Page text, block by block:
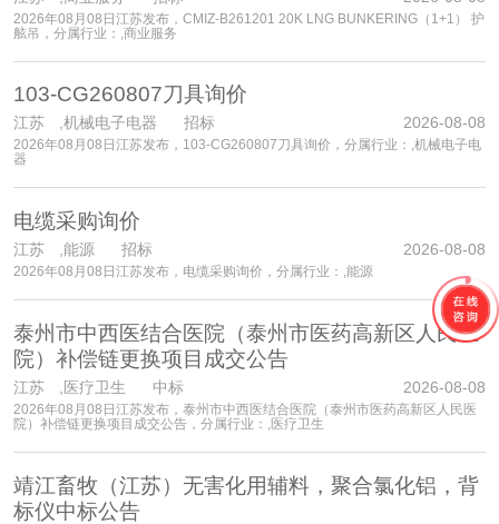
2026年08月08日江苏发布，CMIZ-B261201 20K LNG BUNKERING（1+1） 护
舷吊，分属行业：,商业服务
103-CG260807刀具询价
江苏 ,机械电子电器 招标 2026-08-08
2026年08月08日江苏发布，103-CG260807刀具询价，分属行业：,机械电子电
器
电缆采购询价
江苏 ,能源 招标 2026-08-08
2026年08月08日江苏发布，电缆采购询价，分属行业：,能源
泰州市中西医结合医院（泰州市医药高新区人民医
院）补偿链更换项目成交公告
江苏 ,医疗卫生 中标 2026-08-08
2026年08月08日江苏发布，泰州市中西医结合医院（泰州市医药高新区人民医
院）补偿链更换项目成交公告，分属行业：,医疗卫生
靖江畜牧（江苏）无害化用辅料，聚合氯化铝，背
标仪中标公告